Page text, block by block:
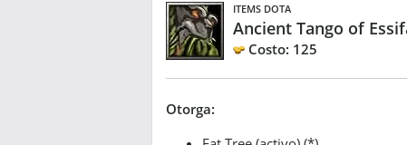
ITEMS DOTA
Ancient Tango of
Costo: 125
Otorga: